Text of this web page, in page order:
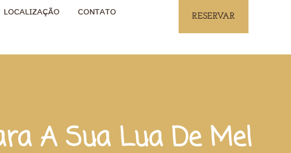
LOCALIZAÇÃO CONTATO RESERVAR
A Sua Lua De Mel